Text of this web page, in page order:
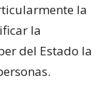
la
la
del Estado la